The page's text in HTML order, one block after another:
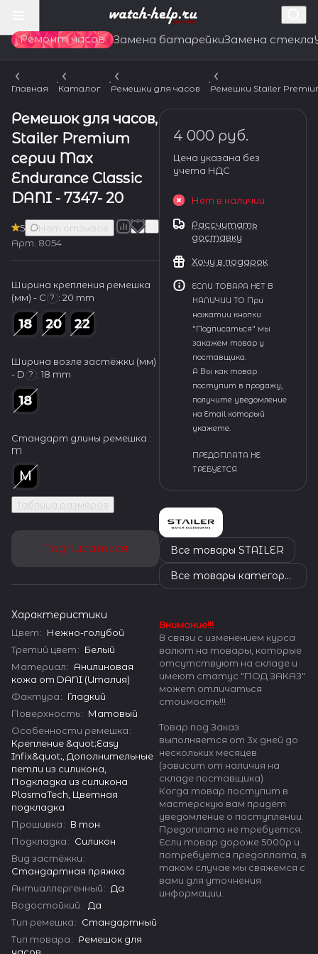
Ремонт часов Замена батарейкиЗамена стекла
Главная Каталог Ремешки для часов Ремешки Stailer
Ремешок для часов,
Stailer Premium
серии Max
Endurance Classic
DANI - 7347- 20
5
Нет отзывов
Арт. 8054
Ширина крепления ремешка
(мм) - С ? : 20 mm
Ширина возле застёжки (мм)
- D ? : 18 mm
Стандарт длины ремешка :
M
Таблица размеров
Подписаться
Характеристики
Цвет: Нежно-голубой
Третий цвет: Белый
Материал: Анилиновая
кожа от DANI (Италия)
Фактура: Гладкий
Поверхность: Матовый
Особенности ремешка:
Крепление &quot;Easy
Infix&quot;, Дополнительные
петли из силикона,
Подкладка из силикона
PlasmaTech, Цветная
подкладка
Прошивка: В тон
Подкладка: Силикон
Вид застёжки:
Стандартная пряжка
Антиаллергенный: Да
Водостойкий: Да
Тип ремешка: Стандартный
Тип товара: Ремешок для
4 000 руб.
Цена указана без
учета НДС
Нет в наличии
Рассчитать
доставку
Хочу в подарок
ЕСЛИ ТОВАРА НЕТ В
НАЛИЧИИ ТО При
нажатии кнопки
"Подписаться" мы
закажем товар у
поставщика.
А Вы как товар
поступит в продажу,
получите уведомление
на Email который
укажете.
ПРЕДОПЛАТА НЕ
ТРЕБУЕТСЯ
Все товары STAILER
Все товары категории
Внимание!!!
В связи с изменением курса
валют на товары, которые
отсутствуют на складе и
имеют статус "ПОД ЗАКАЗ"
может отличаться
стоимость!!!
Товар под Заказ
выполняется от 3х дней до
нескольких месяцев
(зависит от наличия на
складе поставщика)
Когда товар поступит в
мастерскую вам придёт
уведомление о поступлении.
Предоплата не требуется.
Если товар дороже 5000р и
потребуется предоплата, в
таком случае мы свяжемся с
вами для уточнения
информации.